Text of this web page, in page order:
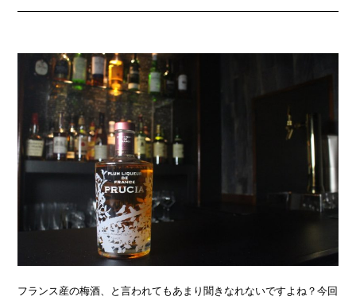
フランス産の梅酒、と言われてもあまり聞きなれないですよね？今回